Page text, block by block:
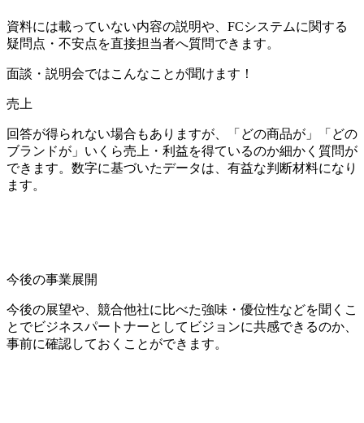
資料には載っていない内容の説明や、FCシステムに関する
疑問点・不安点を直接担当者へ質問できます。
面談・説明会ではこんなことが聞けます！
売上
回答が得られない場合もありますが、「どの商品が」「どの
ブランドが」いくら売上・利益を得ているのか細かく質問が
できます。数字に基づいたデータは、有益な判断材料になり
ます。
今後の事業展開
今後の展望や、競合他社に比べた強味・優位性などを聞くこ
とでビジネスパートナーとしてビジョンに共感できるのか、
事前に確認しておくことができます。